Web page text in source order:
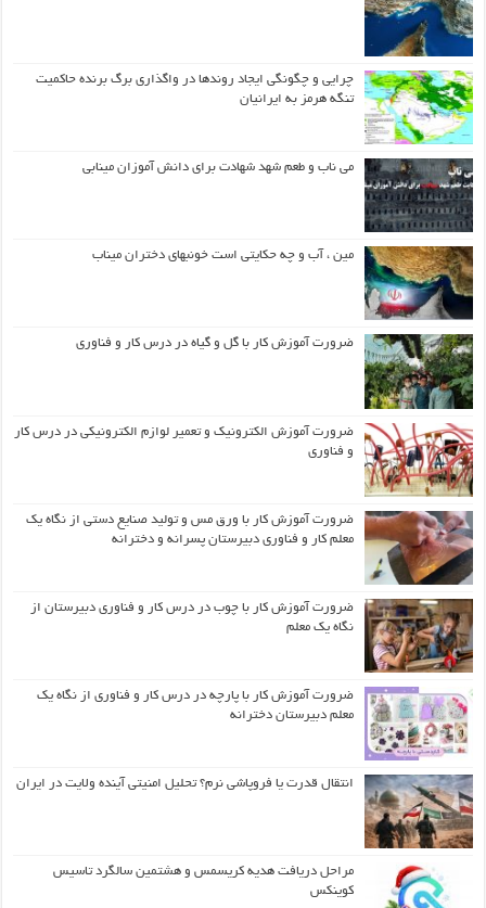
چرایی و چگونگی ایجاد روندها در واگذاری برگ برنده حاکمیت
تنگه هرمز به ایرانیان
می ناب و طعم شهد شهادت برای دانش آموزان مینابی
مین ، آب و چه حکایتی است خونبهای دختران میناب
ضرورت آموزش کار با گل و گیاه در درس کار و فناوری
ضرورت آموزش الکترونیک و تعمیر لوازم الکترونیکی در درس کار
و فناوری
ضرورت آموزش کار با ورق مس و تولید صنایع دستی از نگاه یک
معلم کار و فناوری دبیرستان پسرانه و دخترانه
ضرورت آموزش کار با چوب در درس کار و فناوری دبیرستان از
نگاه یک معلم
ضرورت آموزش کار با پارچه در درس کار و فناوری از نگاه یک
معلم دبیرستان دخترانه
انتقال قدرت یا فروپاشی نرم؟ تحلیل امنیتی آینده ولایت در ایران
مراحل دریافت هدیه کریسمس و هشتمین سالگرد تاسیس
کوینکس